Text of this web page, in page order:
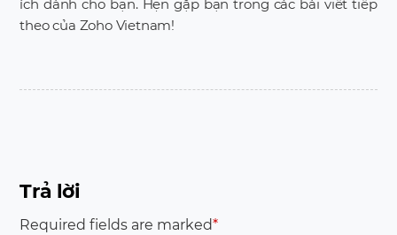
ích dành cho bạn. Hẹn gặp bạn trong các bài viết tiếp
theo của Zoho Vietnam!
Trả lời
Required fields are marked*